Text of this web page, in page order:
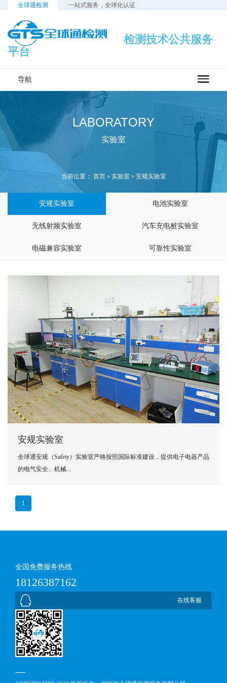
全球通检测 一站式服务，全球化认证
检测技术公共服务
平台
导航
LABORATORY
实验室
当前位置： 首页» 实验室» 安规实验室
安规实验室 电池实验室
无线射频实验室 汽车充电桩实验室
电磁兼容实验室 可靠性实验室
安规实验室
全球通安规（Safety）实验室严格按照国际标准建设，提供电子电器产品
的电气安全、机械...
1
全国免费服务热线
18126387162
在线客服